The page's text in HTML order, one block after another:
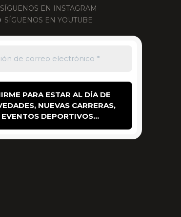
SÍGUENOS EN INSTAGRAM
SÍGUENOS EN YOUTUBE